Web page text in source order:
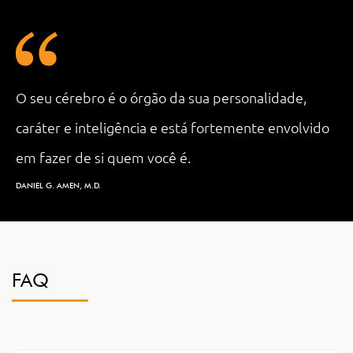
O seu cérebro é o órgão da sua personalidade,
caráter e inteligência e está fortemente envolvido
em fazer de si quem você é.
DANIEL G. AMEN, M.D.
FAQ